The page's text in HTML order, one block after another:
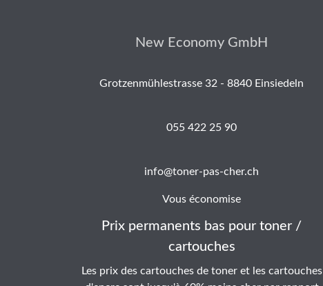
New Economy GmbH
Grotzenmühlestrasse 32 - 8840 Einsiedeln
055 422 25 90
info@toner-pas-cher.ch
Vous économise
Prix permanents bas pour toner /
cartouches
Les prix des cartouches de toner et les cartouches